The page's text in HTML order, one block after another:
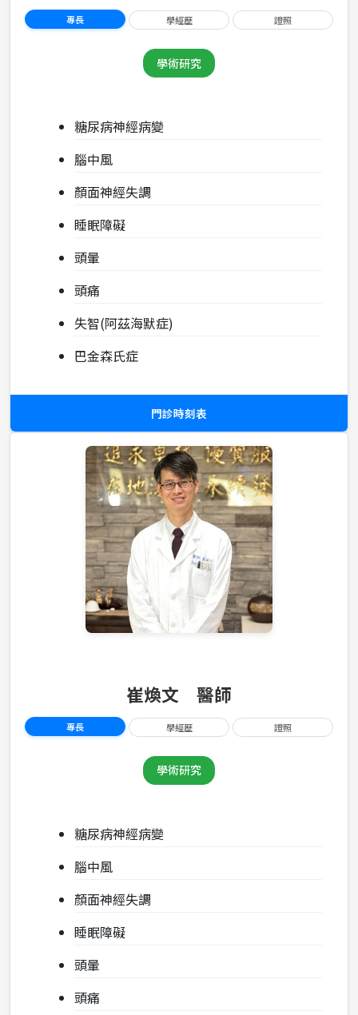
專長 學經歷 證照
學術研究
糖尿病神經病變
腦中風
顏面神經失調
睡眠障礙
頭暈
頭痛
失智(阿茲海默症)
巴金森氏症
門診時刻表
崔煥文 醫師
專長 學經歷 證照
學術研究
糖尿病神經病變
腦中風
顏面神經失調
睡眠障礙
頭暈
頭痛